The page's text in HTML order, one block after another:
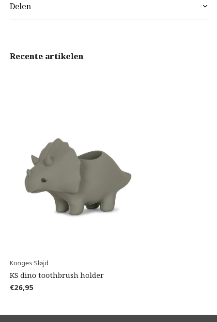
Delen
Recente artikelen
Konges Sløjd
KS dino toothbrush holder
€26,95